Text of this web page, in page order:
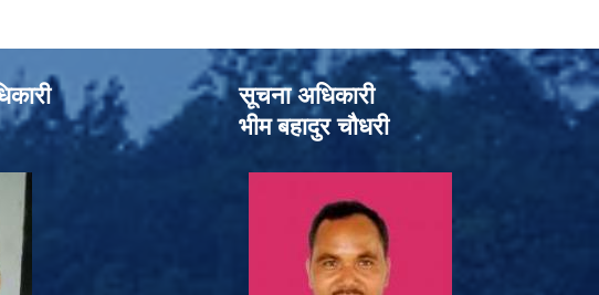
सूचना अधिकारी
भीम बहादुर चौधरी